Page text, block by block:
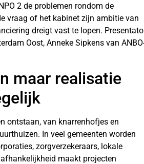
2 de problemen rondom de
vraag of het kabinet zijn ambitie van
dreigt vast te lopen.
Oost, Anneke Sipkens van
maar realisatie
ontstaan, van knarrenhofjes en
In veel gemeenten worden
zorgverzekeraars, lokale
maakt projecten